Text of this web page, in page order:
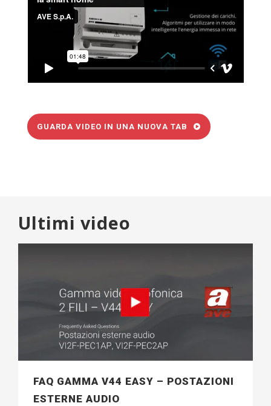
GUARDA VIDEO IN UNA NUOVA TAB
Ultimi video
FAQ GAMMA V44 EASY – POSTAZIONI
ESTERNE AUDIO